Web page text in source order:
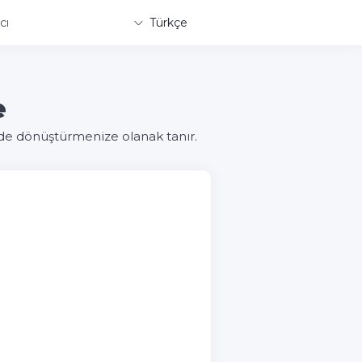
Türkçe
dönüştürmenize olanak tanır.